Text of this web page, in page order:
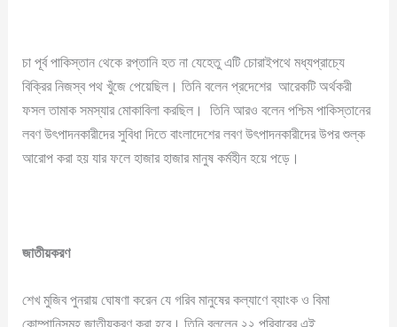
চা পূর্ব পাকিস্তান থেকে রপ্তানি হত না যেহেতু এটি চোরাইপথে মধ্যপ্রাচ্যে
বিক্রির নিজস্ব পথ খুঁজে পেয়েছিল। তিনি বলেন প্রদেশের আরেকটি অর্থকরী
ফসল তামাক সমস্যার মোকাবিলা করছিল। তিনি আরও বলেন পশ্চিম পাকিস্তানের
লবণ উৎপাদনকারীদের সুবিধা দিতে বাংলাদেশের লবণ উৎপাদনকারীদের উপর শুল্ক
আরোপ করা হয় যার ফলে হাজার হাজার মানুষ কর্মহীন হয়ে পড়ে।
জাতীয়করণ
শেখ মুজিব পুনরায় ঘোষণা করেন যে গরিব মানুষের কল্যাণে ব্যাংক ও বিমা